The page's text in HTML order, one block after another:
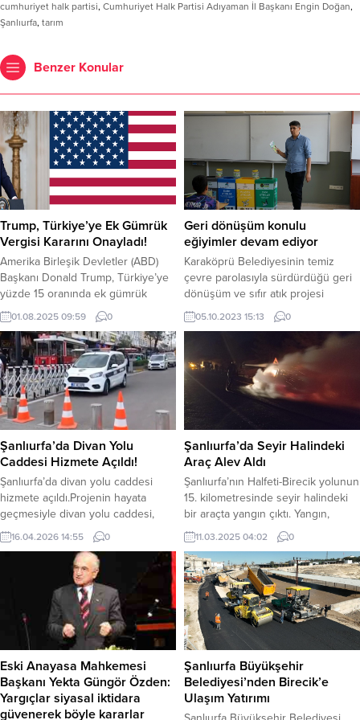
cumhuriyet halk partisi, Cumhuriyet Halk Partisi Adıyaman İl Başkanı Engin Doğan,
Şanlıurfa, tarım
Benzer Konular
Trump, Türkiye’ye Ek Gümrük
Vergisi Kararını Onayladı!
Amerika Birleşik Devletler (ABD)
Başkanı Donald Trump, Türkiye’ye
yüzde 15 oranında ek gümrük
vergisi getiren kararı onayladı. ABD
Başkanı Trump, Türkiye dahil bir
çok ülkeye ek gümrük vergisi
getiren tasarıyı onayladı. Trump’ın
onayladığı tasarıda Türkiye’ye
yüzde 15 oranında ek gümrük
vergisi getiriyor. Trump’ın
onayladığı tasarıda ek gümrük
vergisi getirilen ülkeler...
01.08.2025 09:59 0
Geri dönüşüm konulu
eğiyimler devam ediyor
Karaköprü Belediyesinin temiz
çevre parolasıyla sürdürdüğü geri
dönüşüm ve sıfır atık projesi
kapsamında kırsaldaki okullarda
çocuklara geri dönüşümün önemi
ile çevre koruma eğitimleri veriliyor
Karaköprü Belediyesi, temiz çevre
ve yaşanılabilir bir dünya
parolasıyla sürdürdüğü geri
dönüşüm ve sıfır atık projesi
kapsamında çocuklara yönelik
farkındalık eğitimleri
gerçekleştiriyor. Karaköprü
Belediye Başkanı Metin...
05.10.2023 15:13 0
Şanlıurfa’da Divan Yolu
Caddesi Hizmete Açıldı!
Şanlıurfa’da divan yolu caddesi
hizmete açıldı.Projenin hayata
geçmesiyle divan yolu caddesi,
trafiğe kapatılarak sadece yaya
olarak sağlanmaya başlandı.
Caddenin trafiğe kapatılması
vatandaşlar tarafından olumlu ve
güzel karşılanırken, aynı şekilde
çevrede park yerlerinin olmaması
vatandaşlara zor anlar yaşattı. Bu
konuda esnaf ve vatandaşlar,
yetkililere seslenerek otopark
yerlerinin bir an önce hayata...
16.04.2026 14:55 0
Şanlıurfa’da Seyir Halindeki
Araç Alev Aldı
Şanlıurfa’nın Halfeti-Birecik yolunun
15. kilometresinde seyir halindeki
bir araçta yangın çıktı. Yangın,
itfaiye ekiplerinin hızlı
müdahalesiyle kontrol altına
alınarak söndürüldü. Edinilen
bilgilere göre, plakası 01 AHZ 401
olan Volkswagen marka araç, motor
kısmında meydana gelen elektrik
aksamı arızası nedeniyle alev aldı.
Yangını fark eden sürücü, aracı yol
kenarına çekerek durumu...
11.03.2025 04:02 0
Eski Anayasa Mahkemesi
Başkanı Yekta Güngör Özden:
Yargıçlar siyasal iktidara
güvenerek böyle kararlar
Şanlıurfa Büyükşehir
Belediyesi’nden Birecik’e
Ulaşım Yatırımı